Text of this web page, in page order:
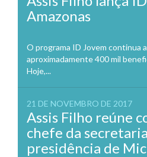
Amazonas
O programa ID Jovem continua
aproximadamente 400 mil
Hoje,...
21 DE NOVEMBRO DE 2017
Assis Filho reúne
chefe da
presidência de